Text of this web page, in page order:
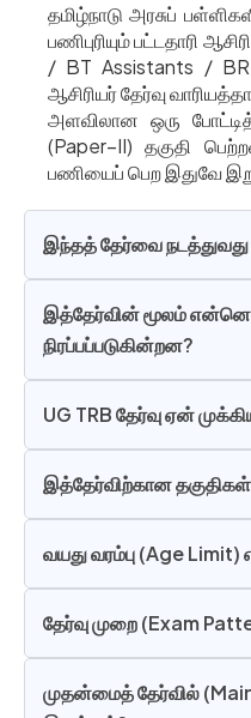
தமிழ்நாடு அரசுப்
பணிபுரியும் பட்டதாரி
/ BT Assistants /
ஆசிரியர் தேர்வு
அளவிலான ஒரு
(Paper–II) தகுதி
பணியைப் பெற இதுவே
இந்தத் தேர்வை நடத்துவது
இத்தேர்வின் மூலம்
நிரப்பப்படுகின்றன?
UG TRB தேர்வு ஏன்
இத்தேர்விற்கான
வயது வரம்பு (Age
தேர்வு முறை (Exam
முதன்மைத் தேர்வில்